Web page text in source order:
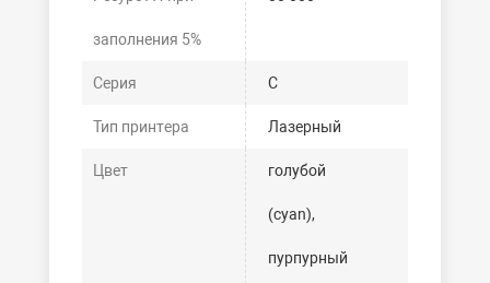
заполнения 5%
Серия C
Тип принтера Лазерный
Цвет голубой
(cyan),
пурпурный